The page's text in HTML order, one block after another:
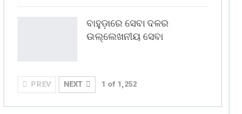
ବାହୁଡ଼ାରେ ସେବା ଦଳର
ଉଲ୍ଲେଖନୀୟ ସେବା
PREV NEXT 1 of 1,252